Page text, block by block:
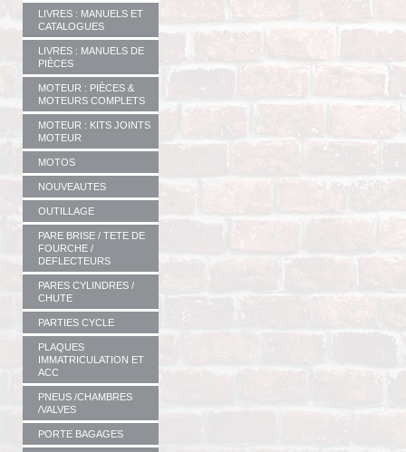
LIVRES : MANUELS ET
CATALOGUES
LIVRES : MANUELS DE
PIÈCES
MOTEUR : PIÈCES &
MOTEURS COMPLETS
MOTEUR : KITS JOINTS
MOTEUR
MOTOS
NOUVEAUTES
OUTILLAGE
PARE BRISE / TETE DE
FOURCHE /
DEFLECTEURS
PARES CYLINDRES /
CHUTE
PARTIES CYCLE
PLAQUES
IMMATRICULATION ET
ACC
PNEUS /CHAMBRES
/VALVES
PORTE BAGAGES